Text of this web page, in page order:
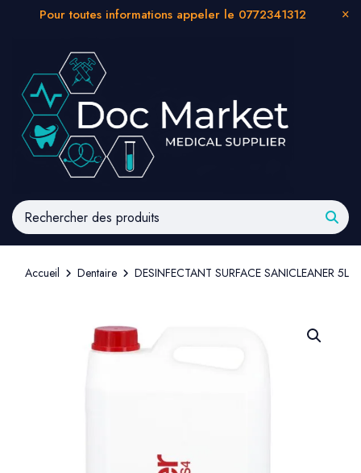
Pour toutes informations appeler le 0772341312
Accueil Dentaire DESINFECTANT SURFACE SANICLEANER 5L